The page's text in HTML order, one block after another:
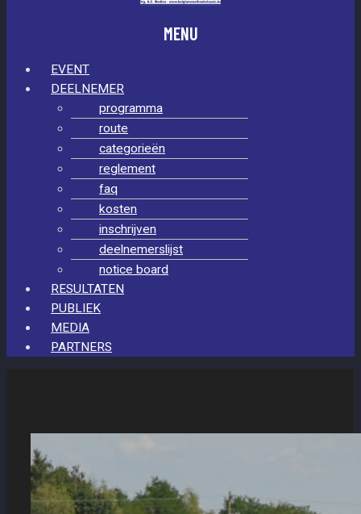
MENU
EVENT
DEELNEMER
programma
route
categorieën
reglement
faq
kosten
inschrijven
deelnemerslijst
notice board
RESULTATEN
PUBLIEK
MEDIA
PARTNERS